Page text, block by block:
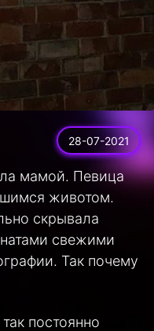
28-07-2021
мамой. Певица
животом.
скрывала
свежими
Так почему
постоянно